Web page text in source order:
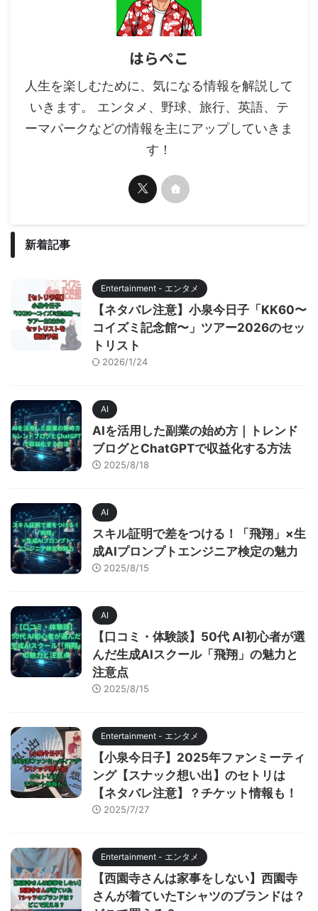
はらぺこ
人生を楽しむために、気になる情報を解説して
いきます。 エンタメ、野球、旅行、英語、テ
ーマパークなどの情報を主にアップしていきま
す！
新着記事
Entertainment - エンタメ
【ネタバレ注意】小泉今日子「KK60〜
コイズミ記念館〜」ツアー2026のセッ
トリスト
2026/1/24
AI
AIを活用した副業の始め方｜トレンド
ブログとChatGPTで収益化する方法
2025/8/18
AI
スキル証明で差をつける！「飛翔」×生
成AIプロンプトエンジニア検定の魅力
2025/8/15
AI
【口コミ・体験談】50代 AI初心者が選
んだ生成AIスクール「飛翔」の魅力と
注意点
2025/8/15
Entertainment - エンタメ
【小泉今日子】2025年ファンミーティ
ング【スナック想い出】のセトリは
【ネタバレ注意】？チケット情報も！
2025/7/27
Entertainment - エンタメ
【西園寺さんは家事をしない】西園寺
さんが着ていたTシャツのブランドは？